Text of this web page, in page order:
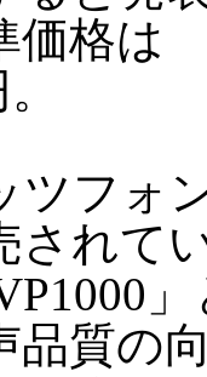
価格は
フォ
されて
品質の